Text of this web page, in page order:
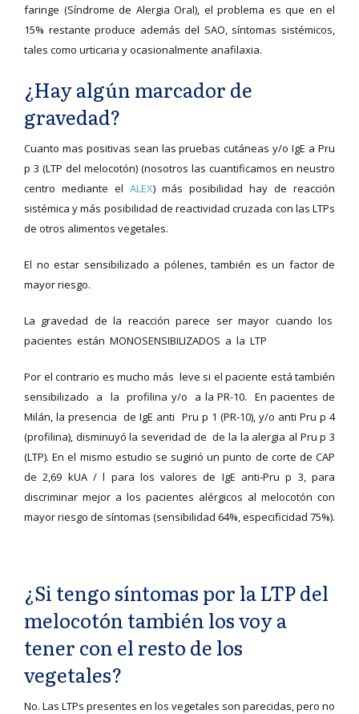
faringe (Síndrome de Alergia Oral), el problema es que en el
15% restante produce además del SAO, síntomas sistémicos,
tales como urticaria y ocasionalmente anafilaxia.
¿Hay algún marcador de
gravedad?
Cuanto mas positivas sean las pruebas cutáneas y/o IgE a Pru
p 3 (LTP del melocotón) (nosotros las cuantificamos en neustro
centro mediante el ALEX) más posibilidad hay de reacción
sistémica y más posibilidad de reactividad cruzada con las LTPs
de otros alimentos vegetales.
El no estar sensibilizado a pólenes, también es un factor de
mayor riesgo.
La gravedad de la reacción parece ser mayor cuando los
pacientes están MONOSENSIBILIZADOS a la LTP
Por el contrario es mucho más leve si el paciente está también
sensibilizado a la profilina y/o a la PR-10. En pacientes de
Milán, la presencia de IgE anti Pru p 1 (PR-10), y/o anti Pru p 4
(profilina), disminuyó la severidad de de la la alergia al Pru p 3
(LTP). En el mismo estudio se sugirió un punto de corte de CAP
de 2,69 kUA / l para los valores de IgE anti-Pru p 3, para
discriminar mejor a los pacientes alérgicos al melocotón con
mayor riesgo de síntomas (sensibilidad 64%, especificidad 75%).
¿Si tengo síntomas por la LTP del
melocotón también los voy a
tener con el resto de los
vegetales?
No. Las LTPs presentes en los vegetales son parecidas, pero no